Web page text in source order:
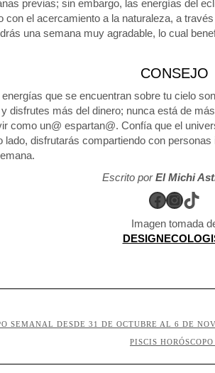
previas; sin embargo, las energías del
con el acercamiento a la naturaleza, a
una semana muy agradable, lo cual
CONSEJO
que se encuentran sobre tu cielo
disfrutes más del dinero; nunca está de
como un@ espartan@. Confía que el
lado, disfrutarás compartiendo con
Escrito porEl Michi
Facebook
Imagen tomada
SEMANAL DESDE 31 DE OCTUBRE AL 6 DE
PISCIS